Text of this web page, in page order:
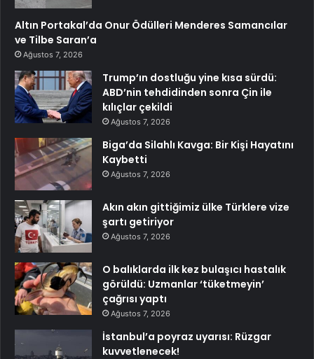
Altın Portakal’da Onur Ödülleri Menderes Samancılar
ve Tilbe Saran’a
Ağustos 7, 2026
Trump’ın dostluğu yine kısa sürdü:
ABD’nin tehdidinden sonra Çin ile
kılıçlar çekildi
Ağustos 7, 2026
Biga’da Silahlı Kavga: Bir Kişi Hayatını
Kaybetti
Ağustos 7, 2026
Akın akın gittiğimiz ülke Türklere vize
şartı getiriyor
Ağustos 7, 2026
O balıklarda ilk kez bulaşıcı hastalık
görüldü: Uzmanlar ‘tüketmeyin’
çağrısı yaptı
Ağustos 7, 2026
İstanbul’a poyraz uyarısı: Rüzgar
kuvvetlenecek!